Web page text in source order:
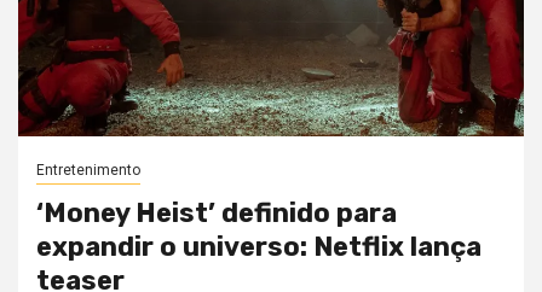
Entretenimento
‘Money Heist’ definido para
expandir o universo: Netflix lança
teaser